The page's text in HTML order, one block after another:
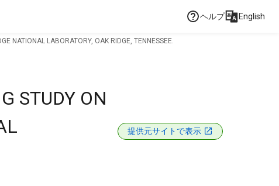
ヘルプ English
NATIONAL LABORATORY, OAK RIDGE, TENNESSEE.
STUDY ON
提供元サイトで表示